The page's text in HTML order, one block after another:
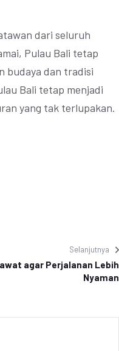
dari seluruh
Pulau Bali tetap
budaya dan tradisi
Bali tetap menjadi
yang tak terlupakan.
Selanjutnya
agar Perjalanan Lebih
Nyaman